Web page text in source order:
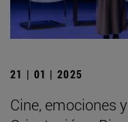
21 | 01 | 2025
Cine, emociones